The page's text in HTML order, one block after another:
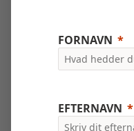
FORNAVN
EFTERNAVN